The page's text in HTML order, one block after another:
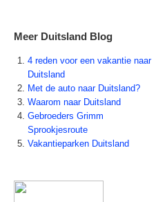
Meer Duitsland Blog
4 reden voor een vakantie naar
Duitsland
Met de auto naar Duitsland?
Waarom naar Duitsland
Gebroeders Grimm
Sprookjesroute
Vakantieparken Duitsland